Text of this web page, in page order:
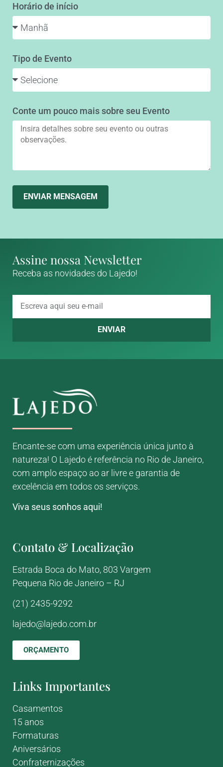
Horário de início
Tipo de Evento
Conte um pouco mais sobre seu Evento
ENVIAR MENSAGEM
Assine nossa Newsletter
Receba as novidades do Lajedo!
ENVIAR
Encante-se com uma experiência única junto à
natureza! O Lajedo é referência no Rio de Janeiro,
com amplo espaço ao ar livre e garantia de
excelência em todos os serviços.
Viva seus sonhos aqui!
Contato & Localização
Estrada Boca do Mato, 803 Vargem
Pequena Rio de Janeiro – RJ
(21) 2435-9292
lajedo@lajedo.com.br
ORÇAMENTO
Links Importantes
Casamentos
15 anos
Formaturas
Aniversários
Confraternizações